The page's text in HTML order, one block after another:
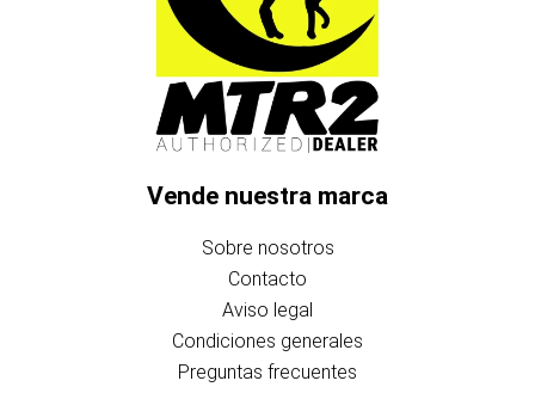
Vende nuestra marca
Sobre nosotros
Contacto
Aviso legal
Condiciones generales
Preguntas frecuentes